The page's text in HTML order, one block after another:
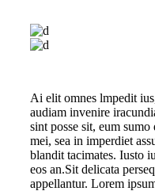
Ai elit omnes lmpedit
audiam invenire
sint posse sit, eum
mei, sea in imperdiet
blandit tacimates. Iusto
eos an.Sit delicata
appellantur. Lorem